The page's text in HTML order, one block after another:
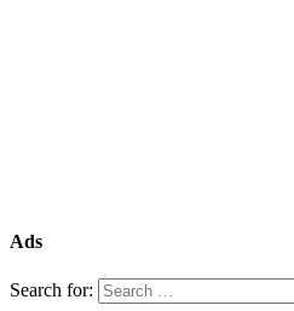
Ads
Search for: